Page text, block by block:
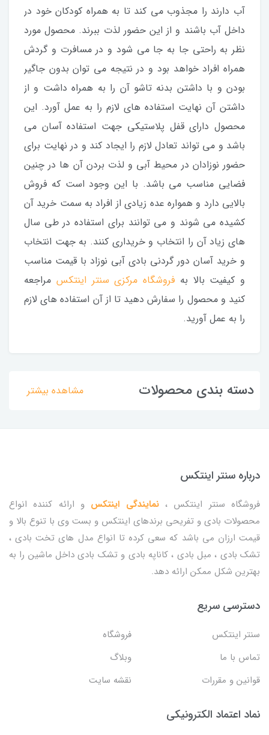
آب دارند را مجذوب می کند تا به همراه کودکان خود در
داخل آب باشند و از این حضور لذت ببرند. محصول مورد
نظر به راحتی جا به جا می شود و در مسافرت و گردش
همراه افراد خواهد بود و در نتیجه می توان بدون جاگیر
بودن و با داشتن بدنه تاشو آن را به همراه داشت و از
داشتن آن نهایت استفاده های لازم را به عمل آورد. این
محصول دارای قفل پلاستیکی جهت استفاده آسان می
باشد و می تواند تعادل لازم را ایجاد کند و در نهایت برای
حضور نوزادان در محیط آبی و لذت بردن آن ها در چنین
فضایی مناسب می باشد. با این وجود است که فروش
بالایی دارد و همواره عده زیادی از افراد به سمت خرید آن
کشیده می شوند و می توانند برای استفاده در طی سال
های زیاد آن را انتخاب و خریداری کنند. به جهت انتخاب
و خرید آسان دور گردنی بادی آبی نوزاد با قیمت مناسب
و کیفیت بالا به فروشگاه مرکزی سنتر اینتکس مراجعه
کنید و محصول را سفارش دهید تا از آن استفاده های لازم
را به عمل آورید.
دسته بندی محصولات مشاهده بیشتر
درباره سنتر اینتکس
فروشگاه سنتر اینتکس ،نمایندگی اینتکس و ارائه کننده انواع
محصولات بادی و تفریحی برندهای اینتکس و بست وی با تنوع بالا و
قیمت ارزان می باشد که سعی کرده تا انواع مدل های تخت بادی ،
تشک بادی ، مبل بادی ، کاناپه بادی و تشک بادی داخل ماشین را به
بهترین شکل ممکن ارائه دهد.
دسترسی سریع
سنتر اینتکس
فروشگاه
تماس با ما
وبلاگ
قوانین و مقررات
نقشه سایت
نماد اعتماد الکترونیکی